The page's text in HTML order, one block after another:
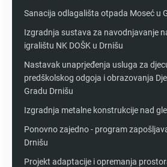
Sanacija odlagališta otpada Moseć u
Izgradnja sustava za navodnjavanje
igralištu NK DOŠK u Drnišu
Nastavak unaprjeđenja usluga za
predškolskog odgoja i obrazovanja
Gradu Drnišu
Izgradnja metalne konstrukcije nad
Ponovno zajedno - program
Drnišu
Projekt adaptacije i opremanja